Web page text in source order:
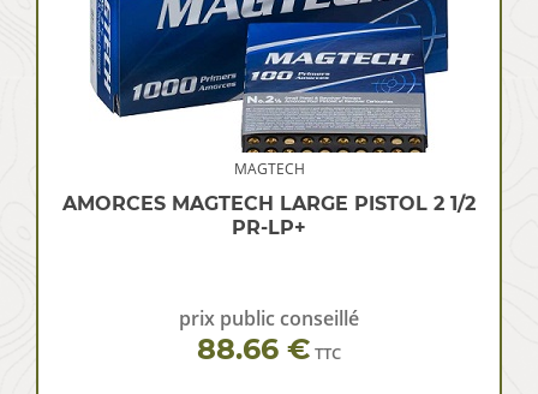
MAGTECH
AMORCES MAGTECH LARGE PISTOL 2 1/2
PR-LP+
prix public conseillé
88.66 € TTC